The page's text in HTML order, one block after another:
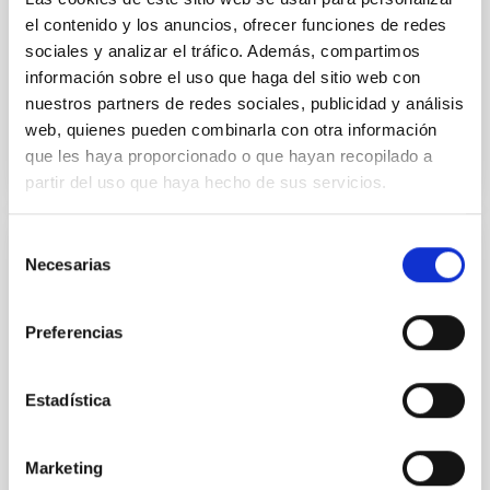
el contenido y los anuncios, ofrecer funciones de redes
sociales y analizar el tráfico. Además, compartimos
información sobre el uso que haga del sitio web con
nuestros partners de redes sociales, publicidad y análisis
web, quienes pueden combinarla con otra información
que les haya proporcionado o que hayan recopilado a
partir del uso que haya hecho de sus servicios.
Necesarias
Preferencias
Estadística
Marketing
IAC forma parte de esta red. PHI es un instrumento
de observación solar de alta precisión equipado con
NOTA DE PRENSA
foro internacional SSSIF 2026
Instituto de Astrofísica de Canarias (IAC) dedicado al
desarrollo de tecnología espacial para pequeños
celebrado del 17 al 19 de febrero en Málaga. En esta